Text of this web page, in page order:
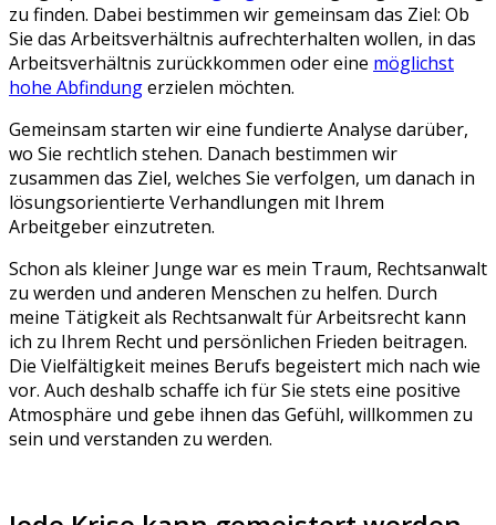
zu finden. Dabei bestimmen wir gemeinsam das Ziel: Ob
Sie das Arbeitsverhältnis aufrechterhalten wollen, in das
Arbeitsverhältnis zurückkommen oder eine möglichst
hohe Abfindungerzielen möchten.
Gemeinsam starten wir eine fundierte Analyse darüber,
wo Sie rechtlich stehen. Danach bestimmen wir
zusammen das Ziel, welches Sie verfolgen, um danach in
lösungsorientierte Verhandlungen mit Ihrem
Arbeitgeber einzutreten.
Schon als kleiner Junge war es mein Traum, Rechtsanwalt
zu werden und anderen Menschen zu helfen. Durch
meine Tätigkeit als Rechtsanwalt für Arbeitsrecht kann
ich zu Ihrem Recht und persönlichen Frieden beitragen.
Die Vielfältigkeit meines Berufs begeistert mich nach wie
vor. Auch deshalb schaffe ich für Sie stets eine positive
Atmosphäre und gebe ihnen das Gefühl, willkommen zu
sein und verstanden zu werden.